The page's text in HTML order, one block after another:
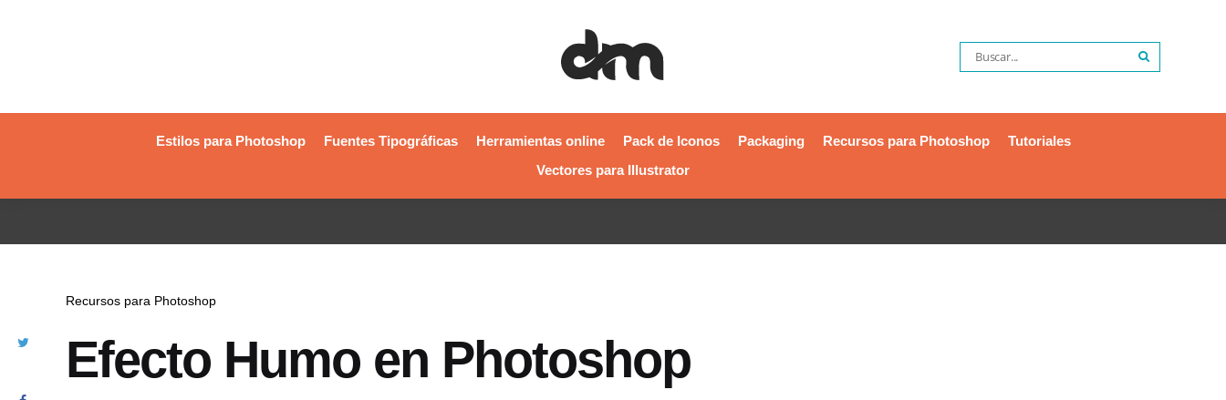
Estilos para Photoshop Fuentes Tipográficas Herramientas online Pack de Iconos Packaging Recursos para Photoshop
Tutoriales
Vectores para Illustrator
Recursos para Photoshop
Efecto Humo en Photoshop